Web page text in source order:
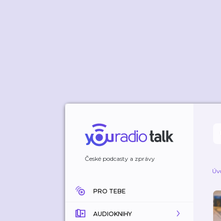
České podcasty a zprávy
PRO TEBE
AUDIOKNIHY